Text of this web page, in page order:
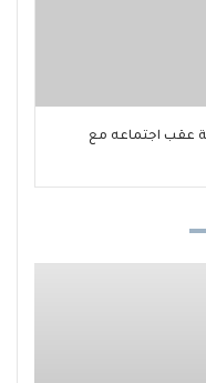
عقب اجتماعه مع